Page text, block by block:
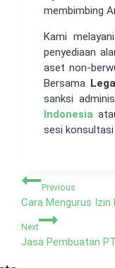
membimbing
Kami melayani
penyediaan
aset non-
Bersama
sanksi
Indonesia
sesi
Navigasi
posPrevious
Cara Mengurus
Next
Jasa Pembuatan